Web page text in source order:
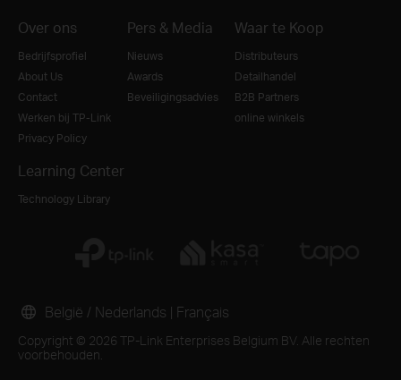
Over ons
Bedrijfsprofiel
About Us
Contact
Werken bij TP-Link
Privacy Policy
Pers & Media
Nieuws
Awards
Beveiligingsadvies
Waar te Koop
Distributeurs
Detailhandel
B2B Partners
online winkels
Learning Center
Technology Library
Copyright © 2026 TP-Link Enterprises Belgium BV. Alle rechten
voorbehouden.
België / Nederlands | Français